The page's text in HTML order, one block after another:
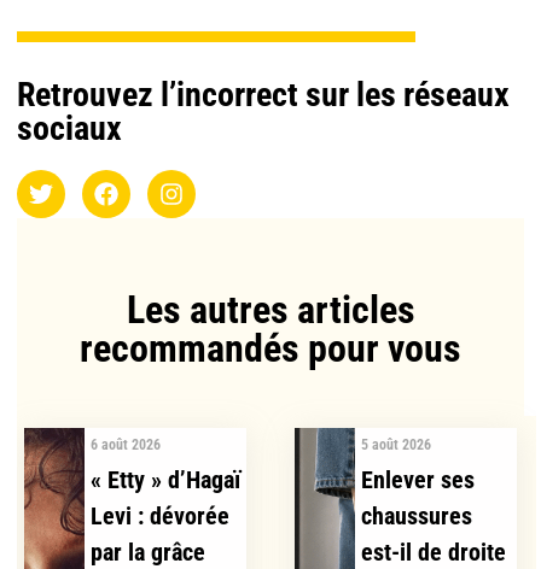
Retrouvez l’incorrect sur les réseaux
sociaux
Les autres articles
recommandés pour vous​
6 août 2026
« Etty » d’Hagaï
Levi : dévorée
par la grâce
5 août 2026
Enlever ses
chaussures
est-il de droite